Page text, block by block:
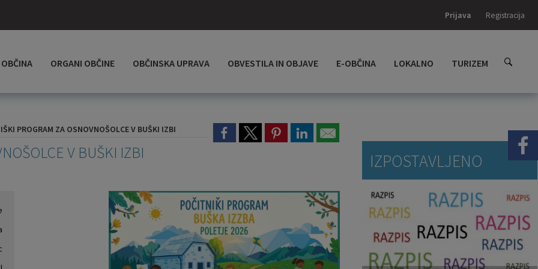
Prijava Registracija
OBČINA ORGANI OBČINE OBČINSKA UPRAVA OBVESTILA IN OBJAVE E-OBČINA LOKALNO TURIZEM
PROGRAM ZA OSNOVNOŠOLCE V BUŠKI IZBI
V BUŠKI IZBI IZPOSTAVLJENO